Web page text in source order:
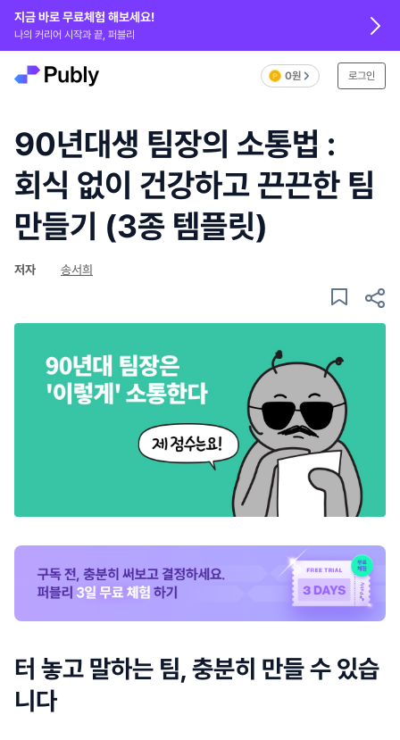
지금 바로 무료체험 해보세요!
나의 커리어 시작과 끝, 퍼블리
0원 로그인
90년대생 팀장의 소통법 :
회식 없이 건강하고 끈끈한 팀
만들기 (3종 템플릿)
저자 송서희
터 놓고 말하는 팀, 충분히 만들 수 있습
니다